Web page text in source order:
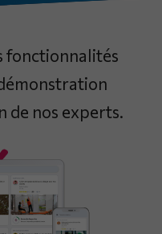
fonctionnalités
de nos experts.